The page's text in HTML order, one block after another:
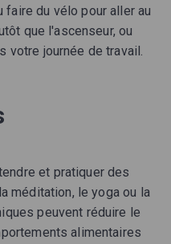
faire du vélo pour aller au
que l'ascenseur, ou
votre journée de travail.
et pratiquer des
méditation, le yoga ou la
peuvent réduire le
alimentaires